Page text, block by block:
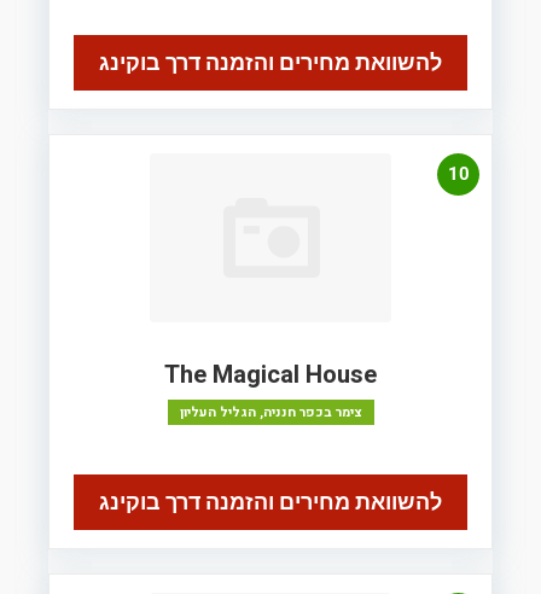
להשוואת מחירים והזמנה דרך בוקינג
10
The Magical House
צימר בכפר חנניה, הגליל העליון
להשוואת מחירים והזמנה דרך בוקינג